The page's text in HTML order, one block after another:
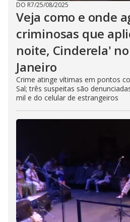
DO R7/25/08/2025
Veja como e onde
criminosas que
noite, Cinderela'
Janeiro
Crime atinge vítimas em pontos
Sal; três suspeitas são
mil e do celular de estrangeiros